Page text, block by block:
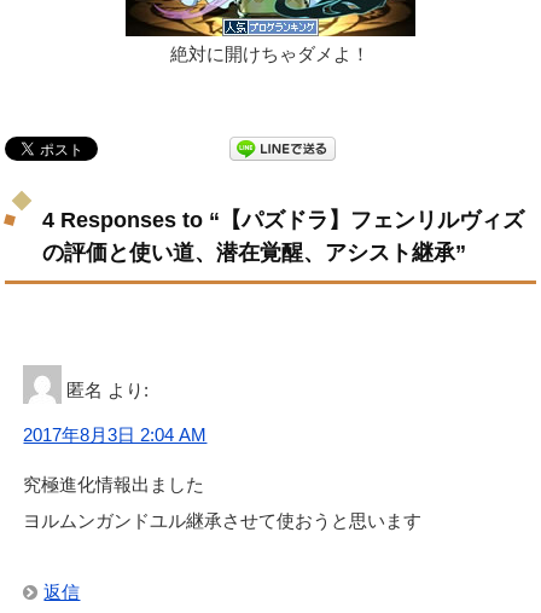
絶対に開けちゃダメよ！
4 Responses to “【パズドラ】フェンリルヴィズ
の評価と使い道、潜在覚醒、アシスト継承”
匿名 より:
2017年8月3日 2:04 AM
究極進化情報出ました
ヨルムンガンドユル継承させて使おうと思います
返信